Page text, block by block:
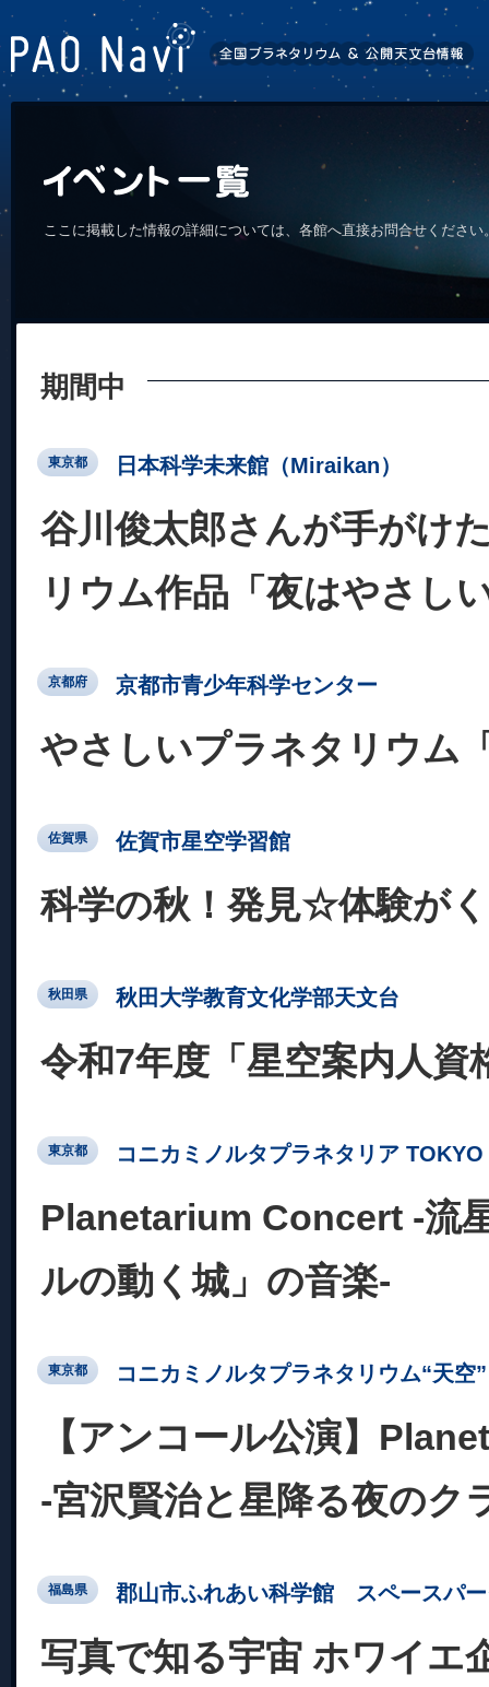
ここに掲載した情報の詳細については、各館へ直接お問合せくださ
期間中
東京都 日本科学未来館（Miraikan）
谷川俊太郎さんが手がけ
リウム作品「夜はやさし
京都府 京都市青少年科学センター
やさしいプラネタリウム
佐賀県 佐賀市星空学習館
科学の秋！発見☆体験が
秋田県 秋田大学教育文化学部天文台
令和7年度「星空案内人資
東京都 コニカミノルタプラネタリア TOKYO
Planetarium Concert -流
ルの動く城」の音楽-
東京都 コニカミノルタプラネタリウム“天
【アンコール公演】
-宮沢賢治と星降る夜のク
福島県 郡山市ふれあい科学館 スペースパ
写真で知る宇宙 ホワイエ